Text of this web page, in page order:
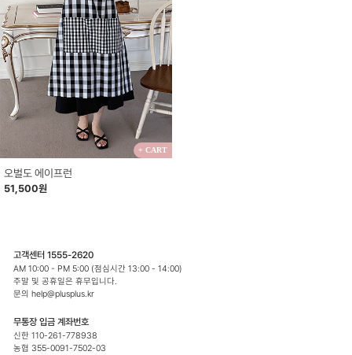
+ CART
오벌도 에이프런
51,500원
고객센터 1555-2620
AM 10:00 - PM 5:00 (점심시간 13:00 - 14:00)
주말 및 공휴일은 휴무입니다.
문의 help@plusplus.kr
무통장 입금 계좌번호
신한 110-261-778938
농협 355-0091-7502-03